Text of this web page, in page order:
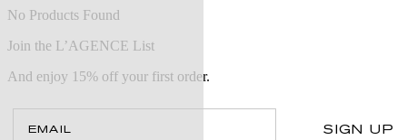
No Products Found
Join the L’AGENCE List
And enjoy 15% off your first order.
SIGN UP